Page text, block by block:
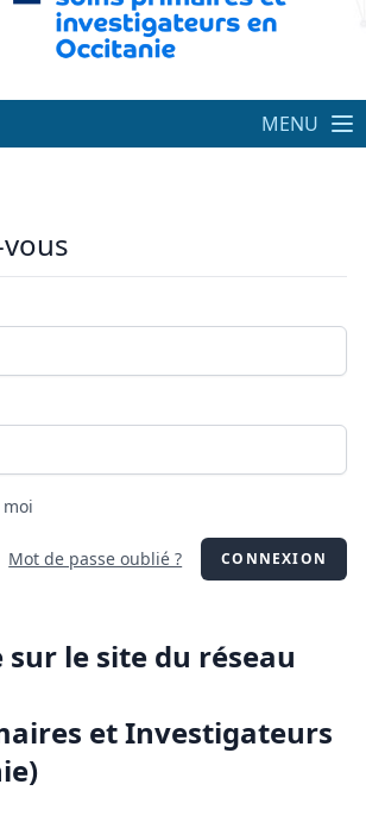
MENU
Mot de passe oublié ? CONNEXION
sur le site du réseau
et Investigateurs